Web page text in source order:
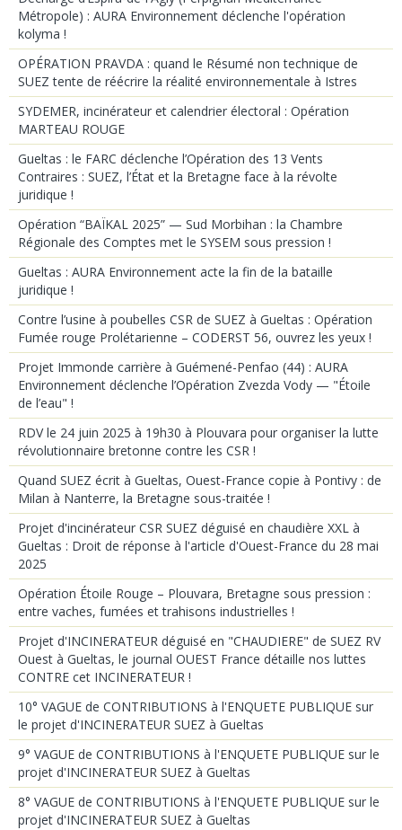
Métropole) : AURA Environnement déclenche l'opération
kolyma !
OPÉRATION PRAVDA : quand le Résumé non technique de
SUEZ tente de réécrire la réalité environnementale à Istres
SYDEMER, incinérateur et calendrier électoral : Opération
MARTEAU ROUGE
Gueltas : le FARC déclenche l’Opération des 13 Vents
Contraires : SUEZ, l’État et la Bretagne face à la révolte
juridique !
Opération “BAÏKAL 2025” — Sud Morbihan : la Chambre
Régionale des Comptes met le SYSEM sous pression !
Gueltas : AURA Environnement acte la fin de la bataille
juridique !
Contre l’usine à poubelles CSR de SUEZ à Gueltas : Opération
Fumée rouge Prolétarienne – CODERST 56, ouvrez les yeux !
Projet Immonde carrière à Guémené-Penfao (44) : AURA
Environnement déclenche l’Opération Zvezda Vody — "Étoile
de l’eau" !
RDV le 24 juin 2025 à 19h30 à Plouvara pour organiser la lutte
révolutionnaire bretonne contre les CSR !
Quand SUEZ écrit à Gueltas, Ouest-France copie à Pontivy : de
Milan à Nanterre, la Bretagne sous-traitée !
Projet d'incinérateur CSR SUEZ déguisé en chaudière XXL à
Gueltas : Droit de réponse à l'article d'Ouest-France du 28 mai
2025
Opération Étoile Rouge – Plouvara, Bretagne sous pression :
entre vaches, fumées et trahisons industrielles !
Projet d'INCINERATEUR déguisé en "CHAUDIERE" de SUEZ RV
Ouest à Gueltas, le journal OUEST France détaille nos luttes
CONTRE cet INCINERATEUR !
10° VAGUE de CONTRIBUTIONS à l'ENQUETE PUBLIQUE sur
le projet d'INCINERATEUR SUEZ à Gueltas
9° VAGUE de CONTRIBUTIONS à l'ENQUETE PUBLIQUE sur le
projet d'INCINERATEUR SUEZ à Gueltas
8° VAGUE de CONTRIBUTIONS à l'ENQUETE PUBLIQUE sur le
projet d'INCINERATEUR SUEZ à Gueltas